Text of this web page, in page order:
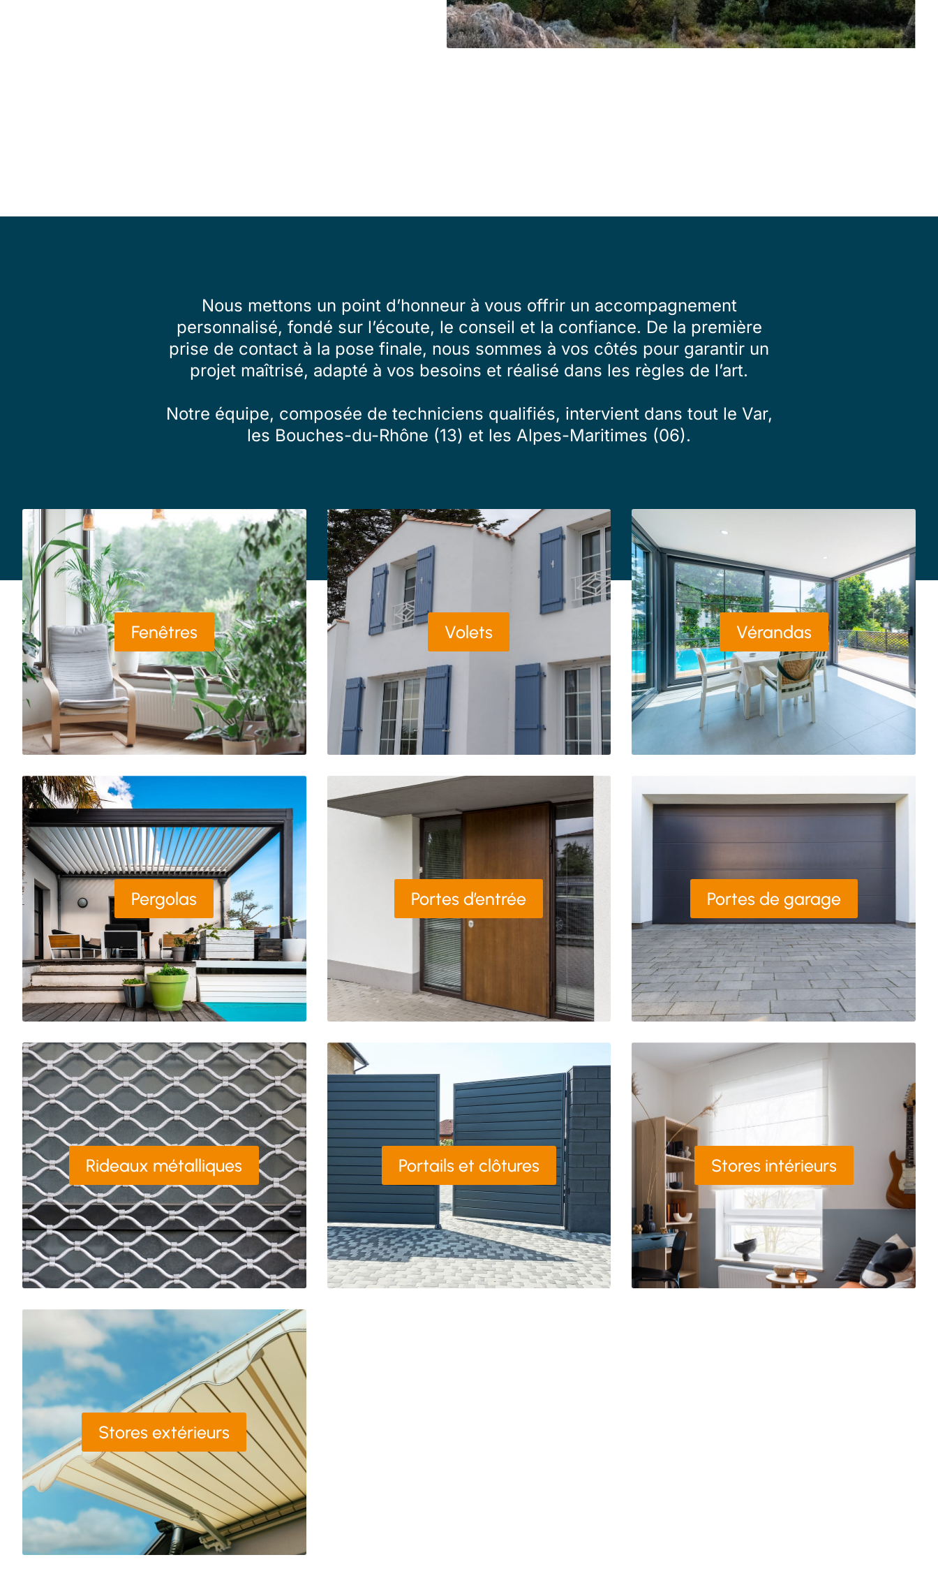
Nous mettons un point d’honneur à vous offrir un accompagnement
personnalisé, fondé sur l’écoute, le conseil et la confiance. De la première
prise de contact à la pose finale, nous sommes à vos côtés pour garantir un
projet maîtrisé, adapté à vos besoins et réalisé dans les règles de l’art.
Notre équipe, composée de techniciens qualifiés, intervient dans tout le Var,
les Bouches-du-Rhône (13) et les Alpes-Maritimes (06).
Fenêtres Volets Vérandas
Pergolas Portes d’entrée Portes de garage
Rideaux métalliques Portails et clôtures Stores intérieurs
Stores extérieurs